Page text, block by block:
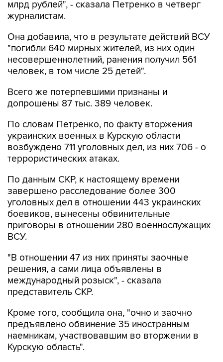
млрд рублей", - сказала Петренко в четверг
журналистам.
Она добавила, что в результате действий ВСУ
"погибли 640 мирных жителей, из них один
несовершеннолетний, ранения получил 561
человек, в том числе 25 детей".
Всего же потерпевшими признаны и
допрошены 87 тыс. 389 человек.
По словам Петренко, по факту вторжения
украинских военных в Курскую области
возбуждено 711 уголовных дел, из них 706 - о
террористических атаках.
По данным СКР, к настоящему времени
завершено расследование более 300
уголовных дел в отношении 443 украинских
боевиков, вынесены обвинительные
приговоры в отношении 280 военнослужащих
ВСУ.
"В отношении 47 из них приняты заочные
решения, а сами лица объявлены в
международный розыск", - сказала
представитель СКР.
Кроме того, сообщила она, "очно и заочно
предъявлено обвинение 35 иностранным
наемникам, участвовавшим во вторжении в
Курскую область".